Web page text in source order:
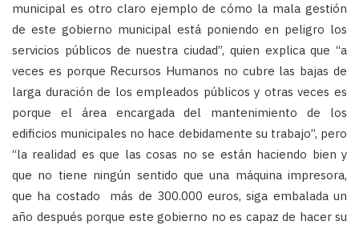
municipal es otro claro ejemplo de cómo la mala gestión
de este gobierno municipal está poniendo en peligro los
servicios públicos de nuestra ciudad”, quien explica que “a
veces es porque Recursos Humanos no cubre las bajas de
larga duración de los empleados públicos y otras veces es
porque el área encargada del mantenimiento de los
edificios municipales no hace debidamente su trabajo”, pero
“la realidad es que las cosas no se están haciendo bien y
que no tiene ningún sentido que una máquina impresora,
que ha costado más de 300.000 euros, siga embalada un
año después porque este gobierno no es capaz de hacer su